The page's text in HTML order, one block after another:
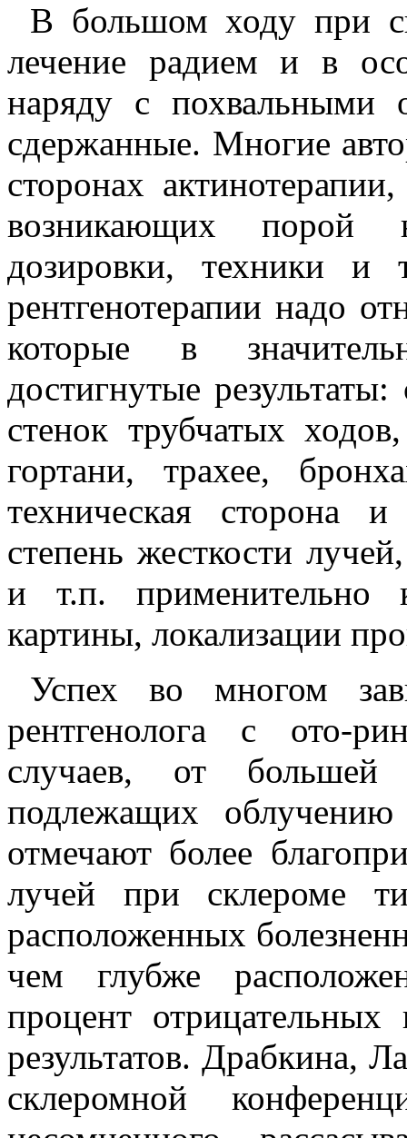
В большом ходу при
лечение радием и в
наряду с
сдержанные. Многие
сторонах
возникающих порой
дозировки, техники и
рентгенотерапии надо
которые в
достигнутые
стенок трубчатых
гортани, трахее,
техническая сторона и
степень жесткости
и т.п. применительно
картины, локализации
Успех во многом
рентгенолога с ото-
случаев, от
подлежащих
отмечают более
лучей при склероме
расположенных
чем глубже
процент
результатов. Драбкина,
склеромной